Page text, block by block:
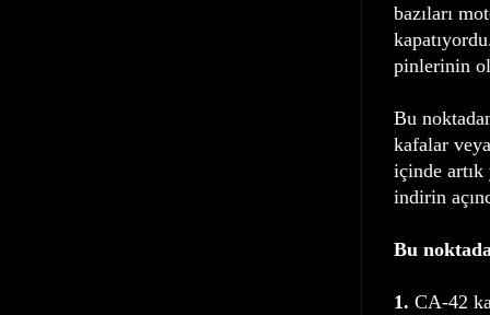
bazıları
pinlerinin
Bu
kafalar
içinde
indirin
Bu
1. CA-42